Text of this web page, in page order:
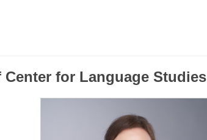
Center for Language Studies